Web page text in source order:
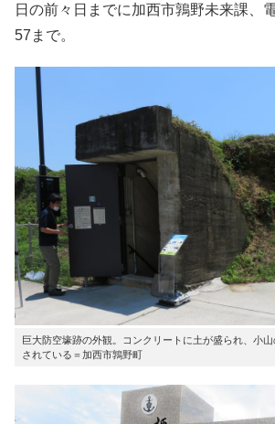
日の前々日までに加西市鶉野未来課、
57まで。
巨大防空壕跡の外観。コンクリートに土が盛られ、小
されている＝加西市鶉野町